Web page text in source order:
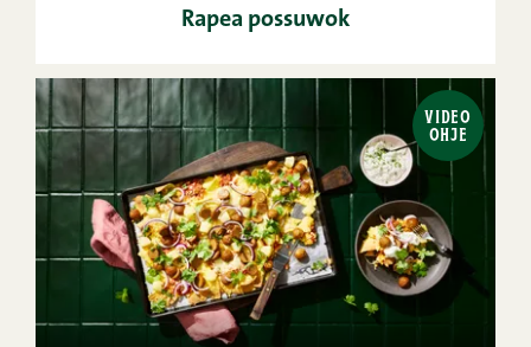
Rapea possuwok
VIDEO
OHJE